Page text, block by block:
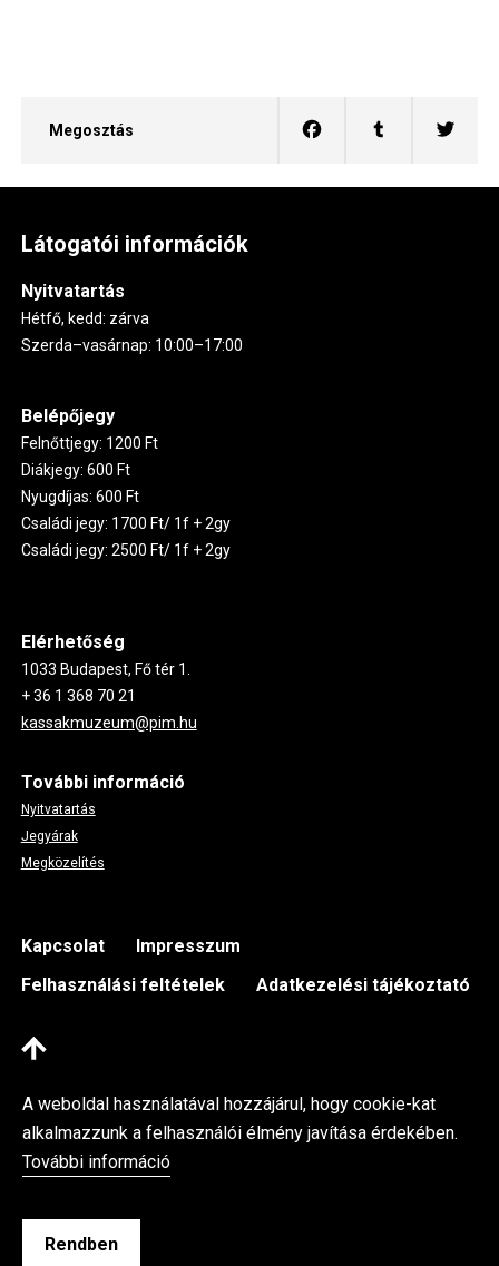
Megosztás
Látogatói információk
Nyitvatartás
Hétfő, kedd: zárva
Szerda–vasárnap: 10:00–17:00
Belépőjegy
Felnőttjegy: 1200 Ft
Diákjegy: 600 Ft
Nyugdíjas: 600 Ft
Családi jegy: 1700 Ft/ 1f + 2gy
Családi jegy: 2500 Ft/ 1f + 2gy
Elérhetőség
1033 Budapest, Fő tér 1.
+ 36 1 368 70 21
kassakmuzeum@pim.hu
További információ
Nyitvatartás
Jegyárak
Megközelítés
Footer
Kapcsolat
Impresszum
Felhasználási feltételek
Adatkezelési tájékoztató
Fejlesztette az Integral Vision Kft.
A weboldal használatával hozzájárul, hogy cookie-kat
alkalmazzunk a felhasználói élmény javítása érdekében.
További információ
Rendben